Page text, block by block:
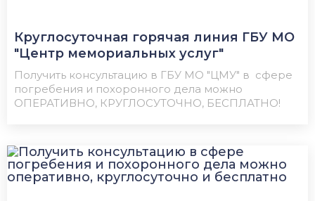
Круглосуточная горячая линия ГБУ МО
"Центр мемориальных услуг"
Получить консультацию в ГБУ МО "ЦМУ" в сфере
погребения и похоронного дела можно
ОПЕРАТИВНО, КРУГЛОСУТОЧНО, БЕСПЛАТНО!